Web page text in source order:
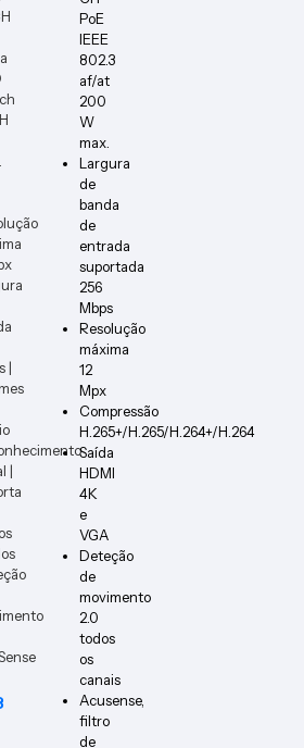
|
|
PoE
IEEE
802.3
af/at
200
W
max.
Largura
de
banda
de
entrada
suportada
256
Mbps
Resolução
máxima
12
Mpx
Compressão
H.265+/H.265/H.264+/H.264
Saída
HDMI
4K
e
VGA
Deteção
de
movimento
2.0
todos
os
canais
Acusense,
filtro
de